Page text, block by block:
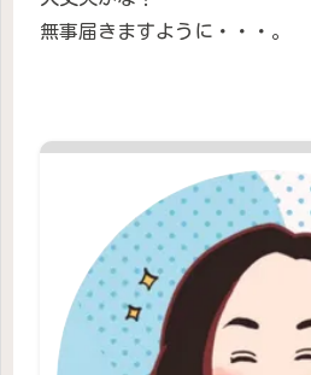
無事届きますように・・・。